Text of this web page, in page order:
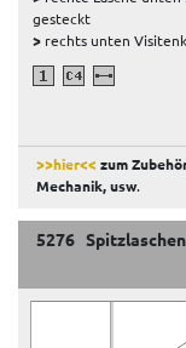
gesteckt
> rechts unten
>>hier<<zum
Mechanik, usw.
5276